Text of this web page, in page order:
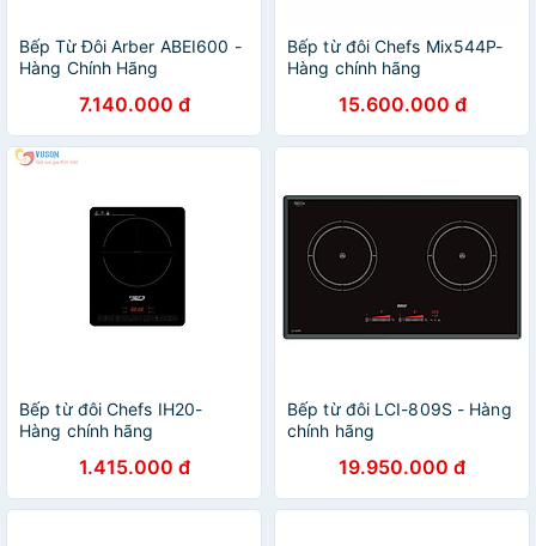
Bếp Từ Đôi Arber ABEI600 -
Hàng Chính Hãng
7.140.000 đ
Bếp từ đôi Chefs Mix544P-
Hàng chính hãng
15.600.000 đ
Bếp từ đôi Chefs IH20-
Hàng chính hãng
1.415.000 đ
Bếp từ đôi LCI-809S - Hàng
chính hãng
19.950.000 đ